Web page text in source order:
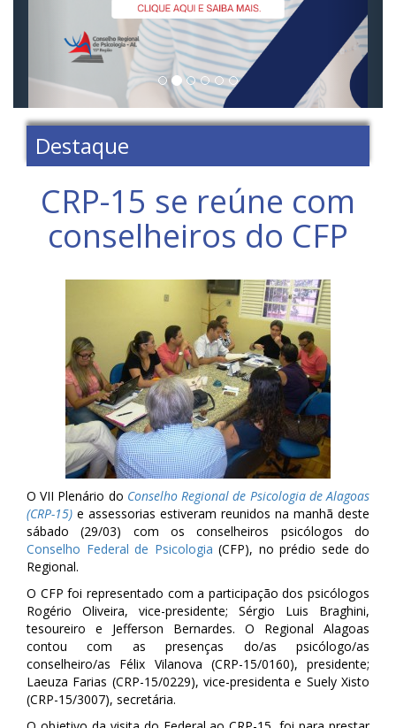
Destaque
CRP-15 se reúne com
conselheiros do CFP
O VII Plenário do Conselho Regional de Psicologia de Alagoas
(CRP-15) e assessorias estiveram reunidos na manhã deste
sábado (29/03) com os conselheiros psicólogos do
Conselho Federal de Psicologia (CFP), no prédio sede do
Regional.
O CFP foi representado com a participação dos psicólogos
Rogério Oliveira, vice-presidente; Sérgio Luis Braghini,
tesoureiro e Jefferson Bernardes. O Regional Alagoas
contou com as presenças do/as psicólogo/as
conselheiro/as Félix Vilanova (CRP-15/0160), presidente;
Laeuza Farias (CRP-15/0229), vice-presidenta e Suely Xisto
(CRP-15/3007), secretária.